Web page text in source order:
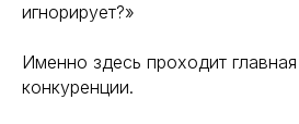
игнорирует?»
Именно здесь проходит
конкуренции.